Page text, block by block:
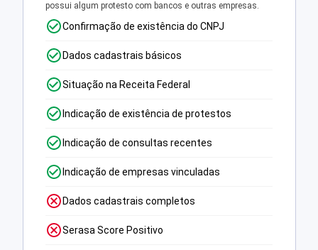
possui algum protesto com bancos e outras empresas.
Confirmação de existência do CNPJ
Dados cadastrais básicos
Situação na Receita Federal
Indicação de existência de protestos
Indicação de consultas recentes
Indicação de empresas vinculadas
Dados cadastrais completos
Serasa Score Positivo